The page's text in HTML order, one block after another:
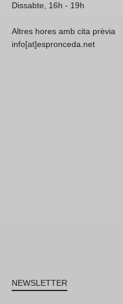
Dissabte, 16h - 19h
Altres hores amb cita prèvia
info[at]espronceda.net
NEWSLETTER